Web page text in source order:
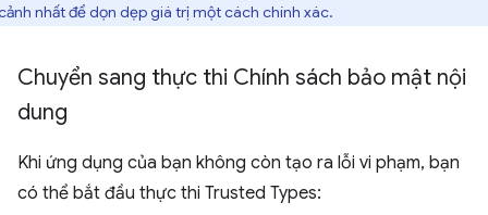
nhất để dọn dẹp giá trị một cách chính xác.
Chuyển sang thực thi Chính sách bảo mật nội
dung
Khi ứng dụng của bạn không còn tạo ra lỗi vi phạm, bạn
có thể bắt đầu thực thi Trusted Types: